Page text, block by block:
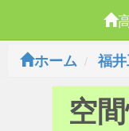
ホーム
福
空